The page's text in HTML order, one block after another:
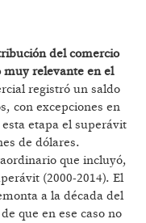
del comercio
muy relevante en el
registró un saldo
con excepciones en
etapa el superávit
de dólares.
que incluyó,
(2000-2014). El
a la década del
que en ese caso no